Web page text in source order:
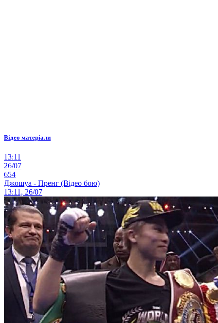
Відео матеріали
13:11
26/07
654
Джошуа - Пренг (Відео бою)
13:11, 26/07